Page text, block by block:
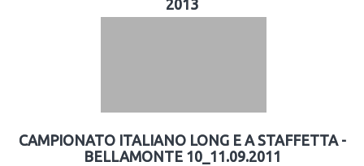
2013
CAMPIONATO ITALIANO LONG E A STAFFETTA -
BELLAMONTE 10_11.09.2011